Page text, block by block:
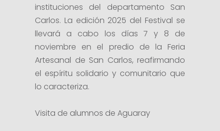
instituciones del departamento San
Carlos. La edición 2025 del Festival se
llevará a cabo los días 7 y 8 de
noviembre en el predio de la Feria
Artesanal de San Carlos, reafirmando
el espíritu solidario y comunitario que
lo caracteriza.
Visita de alumnos de Aguaray